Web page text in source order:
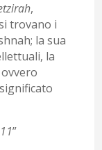
,
trovano i
la sua
la
”